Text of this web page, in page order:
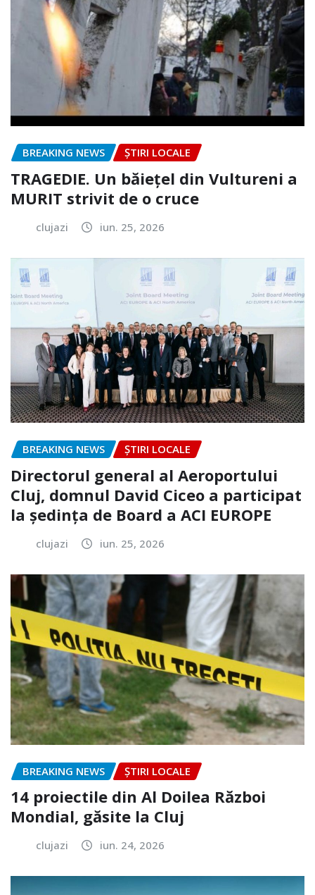
BREAKING NEWS ȘTIRI LOCALE
TRAGEDIE. Un băiețel din Vultureni a
MURIT strivit de o cruce
clujazi iun. 25, 2026
BREAKING NEWS ȘTIRI LOCALE
Directorul general al Aeroportului
Cluj, domnul David Ciceo a participat
la ședința de Board a ACI EUROPE
clujazi iun. 25, 2026
BREAKING NEWS ȘTIRI LOCALE
14 proiectile din Al Doilea Război
Mondial, găsite la Cluj
clujazi iun. 24, 2026